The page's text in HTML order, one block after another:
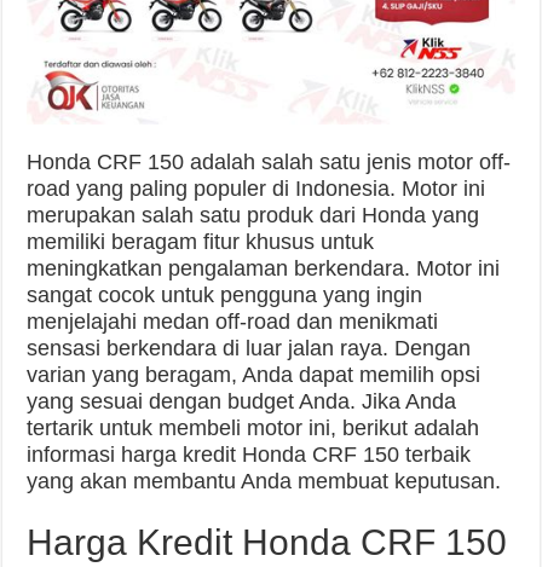
Honda CRF 150 adalah salah satu jenis motor off-
road yang paling populer di Indonesia. Motor ini
merupakan salah satu produk dari Honda yang
memiliki beragam fitur khusus untuk
meningkatkan pengalaman berkendara. Motor ini
sangat cocok untuk pengguna yang ingin
menjelajahi medan off-road dan menikmati
sensasi berkendara di luar jalan raya. Dengan
varian yang beragam, Anda dapat memilih opsi
yang sesuai dengan budget Anda. Jika Anda
tertarik untuk membeli motor ini, berikut adalah
informasi harga kredit Honda CRF 150 terbaik
yang akan membantu Anda membuat keputusan.
Harga Kredit Honda CRF 150